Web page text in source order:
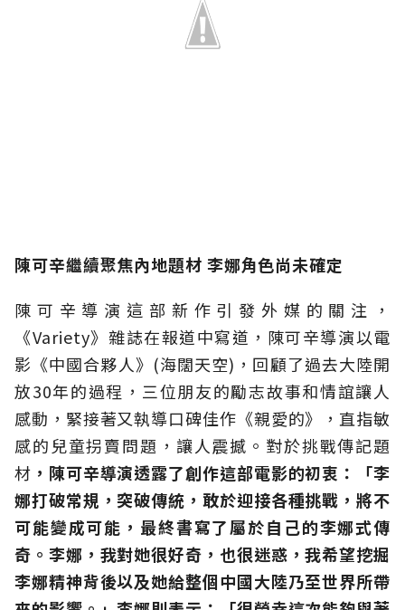
陳可辛繼續聚焦內地題材 李娜角色尚未確定
陳可辛導演這部新作引發外媒的關注，
《Variety》雜誌在報道中寫道，陳可辛導演以電
影《中國合夥人》(海闊天空)，回顧了過去大陸開
放30年的過程，三位朋友的勵志故事和情誼讓人
感動，緊接著又執導口碑佳作《親愛的》，直指敏
感的兒童拐賣問題，讓人震撼。對於挑戰傳記題
材 ，陳可辛導演透露了創作這部電影的初衷：「李
娜打破常規，突破傳統，敢於迎接各種挑戰，將不
可能變成可能，最終書寫了屬於自己的李娜式傳
奇。李娜，我對她很好奇，也很迷惑，我希望挖掘
李娜精神背後以及她給整個中國大陸乃至世界所帶